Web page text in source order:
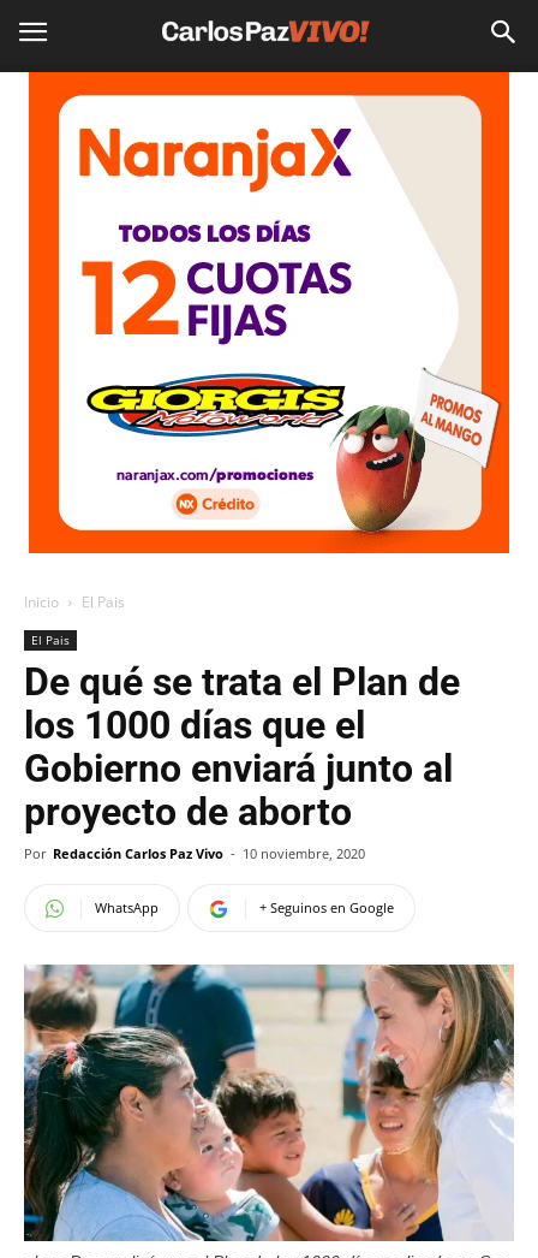
Inicio El Pais
El Pais
De qué se trata el Plan de
los 1000 días que el
Gobierno enviará junto al
proyecto de aborto
Por Redacción Carlos Paz Vivo - 10 noviembre, 2020
WhatsApp + Seguinos en Google